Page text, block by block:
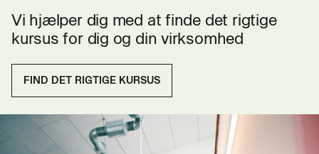
Vi hjælper dig med at finde det rigtige
kursus for dig og din virksomhed
FIND DET RIGTIGE KURSUS